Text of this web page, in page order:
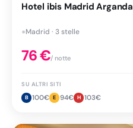
Hotel ibis Madrid Arganda
●Madrid · 3 stelle
76€/ notte
SU ALTRI SITI
B 100€ E 94€ H 103€